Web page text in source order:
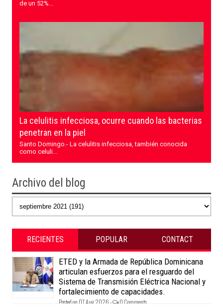
de un 52%...
La celulitis infecciosa, ocurre cuando las bacterias
penetran en la piel
Santo Domingo.- La celulitis infecciosa, también conocida
como celuli...
Archivo del blog
RECIENTES POPULAR CONTACT
ETED y la Armada de República Dominicana
articulan esfuerzos para el resguardo del
Sistema de Transmisión Eléctrica Nacional y
fortalecimiento de capacidades.
Posted on 07 Aug 2026 - 0 Comments